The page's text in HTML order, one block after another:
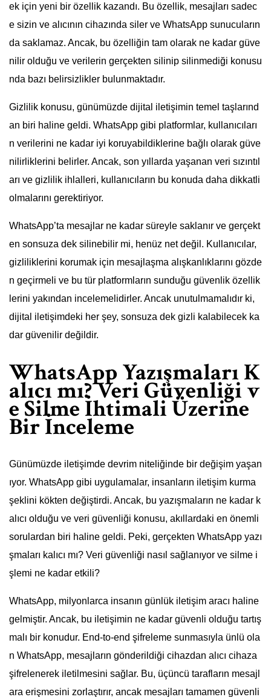
ek için yeni bir özellik kazandı. Bu özellik, mesajları sadec
e sizin ve alıcının cihazında siler ve WhatsApp sunucuların
da saklamaz. Ancak, bu özelliğin tam olarak ne kadar güve
nilir olduğu ve verilerin gerçekten silinip silinmediği konusu
nda bazı belirsizlikler bulunmaktadır.
Gizlilik konusu, günümüzde dijital iletişimin temel taşlarınd
an biri haline geldi. WhatsApp gibi platformlar, kullanıcıları
n verilerini ne kadar iyi koruyabildiklerine bağlı olarak güve
nilirliklerini belirler. Ancak, son yıllarda yaşanan veri sızıntıl
arı ve gizlilik ihlalleri, kullanıcıların bu konuda daha dikkatli
olmalarını gerektiriyor.
WhatsApp’ta mesajlar ne kadar süreyle saklanır ve gerçekt
en sonsuza dek silinebilir mi, henüz net değil. Kullanıcılar,
gizliliklerini korumak için mesajlaşma alışkanlıklarını gözde
n geçirmeli ve bu tür platformların sunduğu güvenlik özellik
lerini yakından incelemelidirler. Ancak unutulmamalıdır ki,
dijital iletişimdeki her şey, sonsuza dek gizli kalabilecek ka
dar güvenilir değildir.
WhatsApp Yazışmaları K
alıcı mı? Veri Güvenliği v
e Silme İhtimali Üzerine
Bir İnceleme
Günümüzde iletişimde devrim niteliğinde bir değişim yaşan
ıyor. WhatsApp gibi uygulamalar, insanların iletişim kurma
şeklini kökten değiştirdi. Ancak, bu yazışmaların ne kadar k
alıcı olduğu ve veri güvenliği konusu, akıllardaki en önemli
sorulardan biri haline geldi. Peki, gerçekten WhatsApp yazı
şmaları kalıcı mı? Veri güvenliği nasıl sağlanıyor ve silme i
şlemi ne kadar etkili?
WhatsApp, milyonlarca insanın günlük iletişim aracı haline
gelmiştir. Ancak, bu iletişimin ne kadar güvenli olduğu tartış
malı bir konudur. End-to-end şifreleme sunmasıyla ünlü ola
n WhatsApp, mesajların gönderildiği cihazdan alıcı cihaza
şifrelenerek iletilmesini sağlar. Bu, üçüncü tarafların mesajl
ara erişmesini zorlaştırır, ancak mesajları tamamen güvenli